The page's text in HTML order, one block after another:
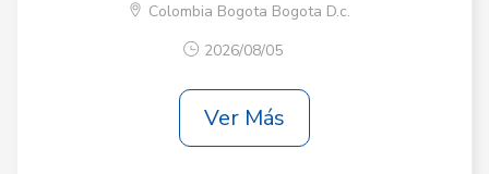
Colombia Bogota Bogota D.c.
2026/08/05
Ver Más